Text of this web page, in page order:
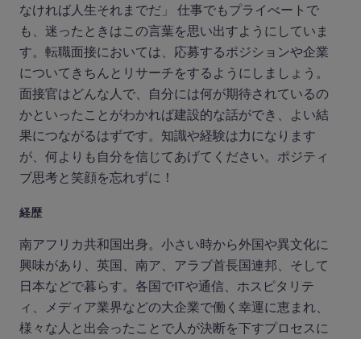
なければ人生それまでだ」 仕事でもプライべートで
も、迷ったときはこの言葉を思い出すようにしていま
す。転職面接においては、応募するポジションや企業
についてきちんとリサーチをするようにしましょう。
面接官はどんな人で、自分には何が期待されているの
かといったことがわかれば建設的な話ができ、よい結
果につながるはずです。知識や経験は力になります
が、何よりも自分を信じてあげてください。ポジティ
ブ思考と笑顔を忘れずに！
経歴
南アフリカ共和国出身。小さい時から外国や異文化に
興味があり、英国、南ア、アラブ首長国連邦、そして
日本などで暮らす。各国でITや通信、ホスピタリテ
ィ、メディア業界などの大企業で働く幸運に恵まれ、
様々な人と出会ったことで人が決断を下すプロセスに